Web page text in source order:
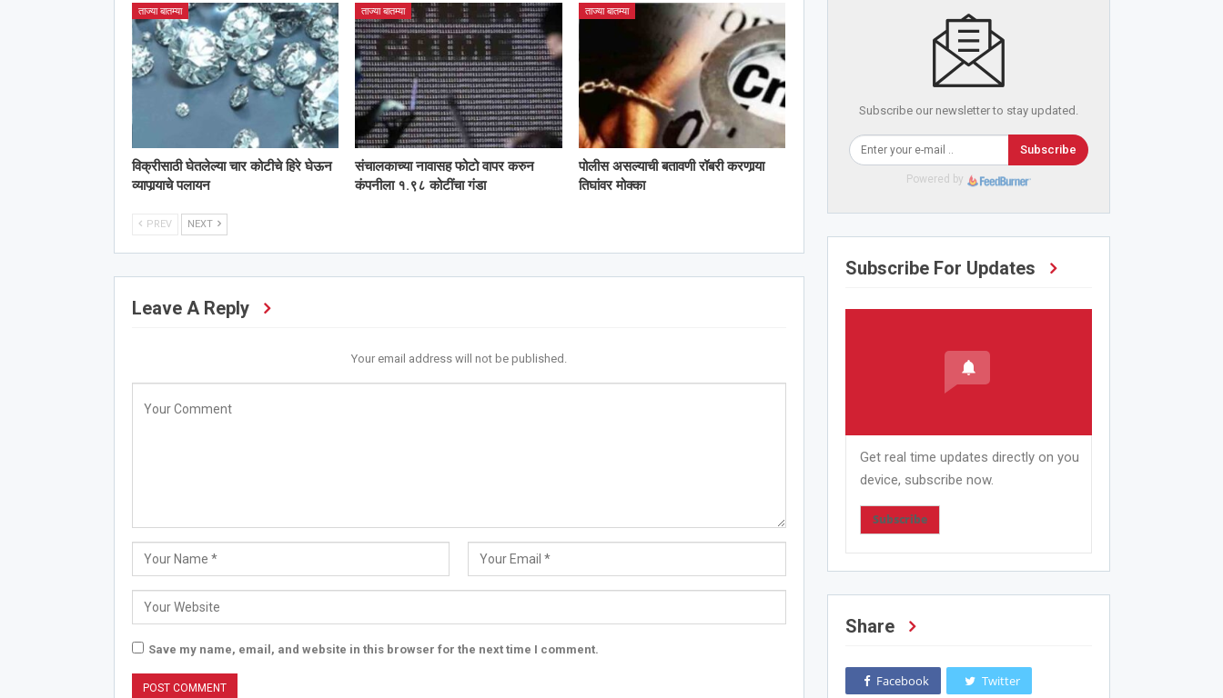
ताज्या बातम्या
विक्रीसाठी घेतलेल्या चार कोटीचे हिरे घेऊन
व्यापार्‍याचे पलायन
ताज्या बातम्या
संचालकाच्या नावासह फोटो वापर करुन
कंपनीला १.९८ कोटींचा गंडा
ताज्या बातम्या
पोलीस असल्याची बतावणी रॉबरी करणार्‍या
तिघांवर मोक्का
PREV NEXT
Leave A Reply
Your email address will not be published.
Save my name, email, and website in this browser for the next time I comment.
Subscribe our newsletter to stay updated.
Subscribe
Powered by
Subscribe For Updates
Get real time updates directly on you
device, subscribe now.
Subscribe
Share
Facebook Twitter